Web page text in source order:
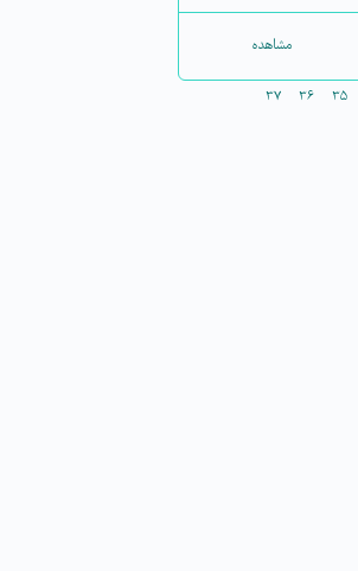
مشاهده
۳۵ ۳۶ ۳۷